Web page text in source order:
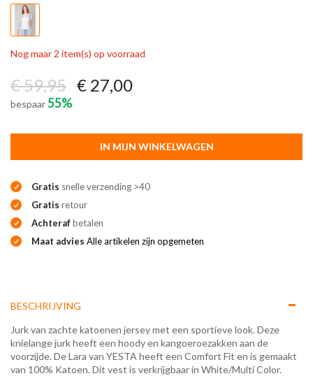
Nog maar 2 item(s) op voorraad
€ 59,95 € 27,00
bespaar55%
IN MIJN WINKELWAGEN
Gratis snelle verzending >40
Gratis retour
Achterafbetalen
Maat advies Alle artikelen zijn opgemeten
BESCHRIJVING
Jurk van zachte katoenen jersey met een sportieve look. Deze
knielange jurk heeft een hoody en kangoeroezakken aan de
voorzijde. De Lara van YESTA heeft een Comfort Fit en is gemaakt
van 100% Katoen. Dit vest is verkrijgbaar in White/Multi Color.